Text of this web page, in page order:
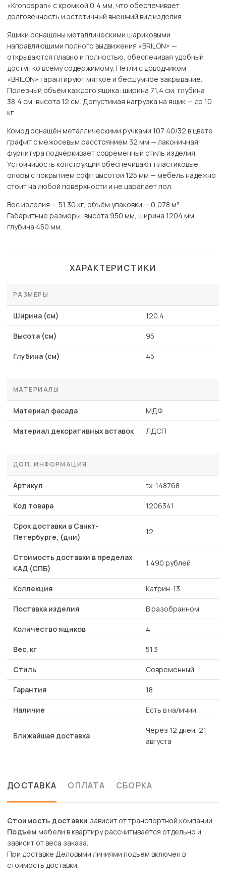
«Kronospan» с кромкой 0,4 мм, что обеспечивает
долговечность и эстетичный внешний вид изделия.
Ящики оснащены металлическими шариковыми
направляющими полного выдвижения «BRILON» —
открываются плавно и полностью, обеспечивая удобный
доступ ко всему содержимому. Петли с доводчиком
«BRILON» гарантируют мягкое и бесшумное закрывание.
Полезный объём каждого ящика: ширина 71,4 см, глубина
38,4 см, высота 12 см. Допустимая нагрузка на ящик — до 10
кг.
Комод оснащён металлическими ручками 107 40/32 в цвете
графит с межосевым расстоянием 32 мм — лаконичная
фурнитура подчёркивает современный стиль изделия.
Устойчивость конструкции обеспечивают пластиковые
опоры с покрытием софт высотой 125 мм — мебель надёжно
стоит на любой поверхности и не царапает пол.
Вес изделия — 51,30 кг, объём упаковки — 0,078 м³.
Габаритные размеры: высота 950 мм, ширина 1204 мм,
глубина 450 мм.
ХАРАКТЕРИСТИКИ
РАЗМЕРЫ
Ширина (см) 120.4
Высота (см) 95
Глубина (см) 45
МАТЕРИАЛЫ
Материал фасада МДФ
Материал декоративных вставок ЛДСП
ДОП. ИНФОРМАЦИЯ
Артикул tx-148768
Код товара 1206341
Срок доставки в Санкт-
Петербурге, (дни)
12
Стоимость доставки в пределах
КАД (СПБ)
1 490 рублей
Коллекция Катрин-13
Поставка изделия В разобранном
Количество ящиков 4
Вес, кг 51.3
Стиль Современный
Гарантия 18
Наличие Есть в наличии
Ближайшая доставка
Через 12 дней, 21
августа
ДОСТАВКА ОПЛАТА СБОРКА
Стоимость доставки зависит от транспортной компании.
Подъем мебели в квартиру рассчитывается отдельно и
зависит от веса заказа.
При доставке Деловыми линиями подъем включен в
стоимость доставки.